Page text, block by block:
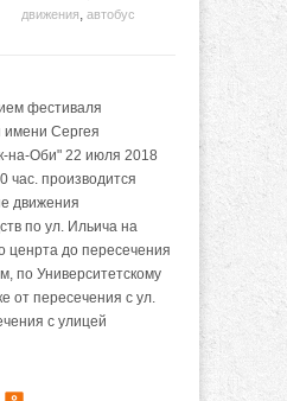
движения автобус
фестиваля
имени Сергея
на-Оби" 22 июля 2018
час. производится
движения
по ул. Ильича на
ценрта до пересечения
по Университетскому
от пересечения с ул.
с улицей